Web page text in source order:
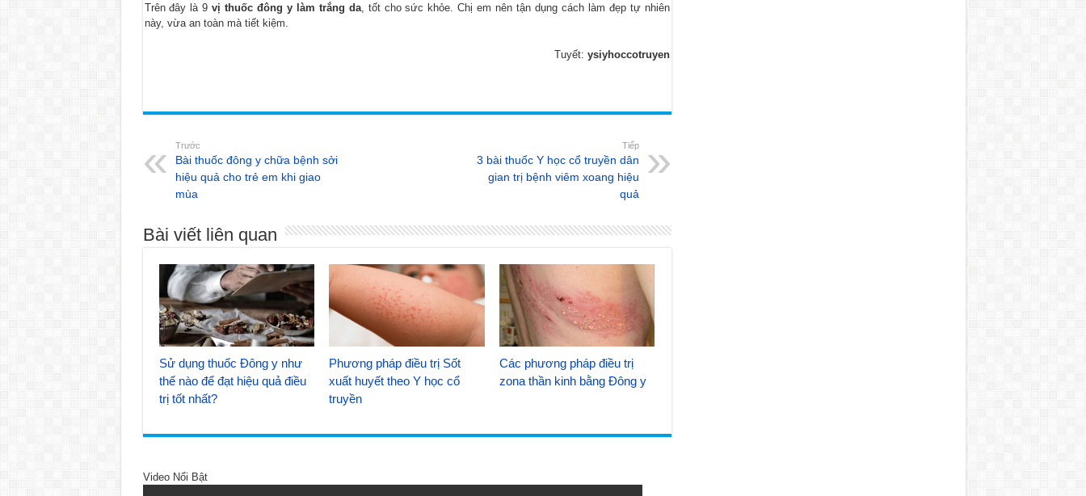
Trên đây là 9vị thuốc đông y làm trắng da, tốt cho sức khỏe. Chị em nên tận dụng cách làm đẹp tự nhiên
này, vừa an toàn mà tiết kiệm.
Tuyết: ysiyhoccotruyen
Trước
Bài thuốc đông y chữa bệnh sởi
hiệu quả cho trẻ em khi giao
mùa
Tiếp
3 bài thuốc Y học cổ truyền dân
gian trị bệnh viêm xoang hiệu
quả
Bài viết liên quan
Sử dụng thuốc Đông y như
thế nào để đạt hiệu quả điều
trị tốt nhất?
Phương pháp điều trị Sốt
xuất huyết theo Y học cổ
truyền
Các phương pháp điều trị
zona thần kinh bằng Đông y
Video Nổi Bật